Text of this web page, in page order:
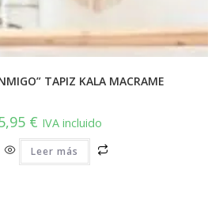
TAPIZ KALA MACRAME
€ IVA incluido
Leer más